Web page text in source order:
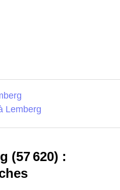
Lemberg
(57 620) :